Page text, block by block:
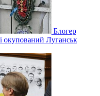
Блогер
окупований Луганськ